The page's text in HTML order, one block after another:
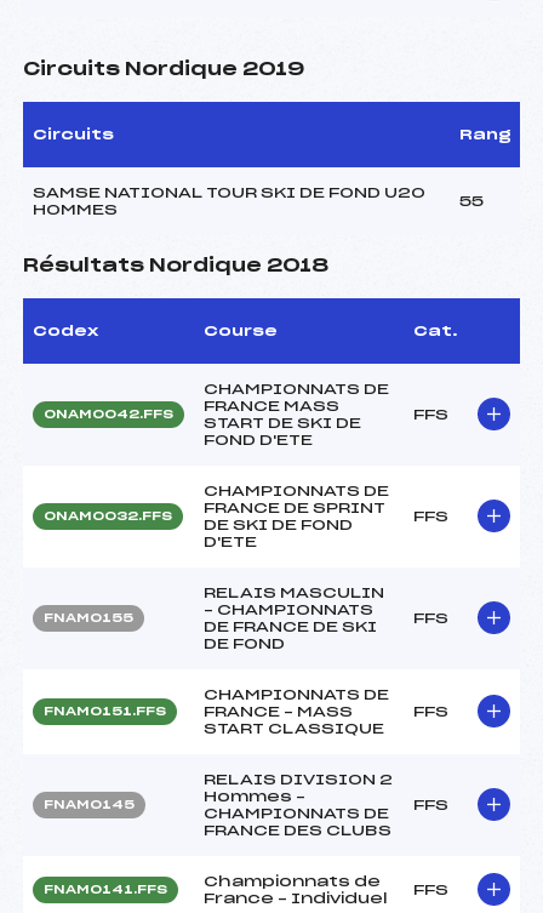
Circuits Nordique 2019
Circuits Rang
SAMSE NATIONAL TOUR SKI DE FOND U20
HOMMES
55
Résultats Nordique 2018
Codex Course Cat.
ONAM0042.FFS
CHAMPIONNATS DE
FRANCE MASS
START DE SKI DE
FOND D'ETE
FFS
ONAM0032.FFS
CHAMPIONNATS DE
FRANCE DE SPRINT
DE SKI DE FOND
D'ETE
FFS
FNAM0155
RELAIS MASCULIN
– CHAMPIONNATS
DE FRANCE DE SKI
DE FOND
FFS
FNAM0151.FFS
CHAMPIONNATS DE
FRANCE – MASS
START CLASSIQUE
FFS
FNAM0145
RELAIS DIVISION 2
Hommes –
CHAMPIONNATS DE
FRANCE DES CLUBS
FFS
FNAM0141.FFS
Championnats de
France – Individuel
FFS